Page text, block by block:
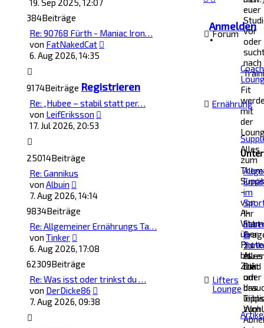
19. Sep 2025, 12:07
euer
vor
oder
nach
384Beiträge
Re: 90768 Fürth - Maniac Iron…
von FatNakedCat
6. Aug 2026, 14:35
Forum
Fit
mit
der
9174Beiträge
Re: „Hubee – stabil statt per…
von LeifEriksson
17. Jul 2026, 20:53
Ernährung
Alles
zum
Supps
-
von
A-
über
bis
Zink.
25014Beiträge
Re: Gannikus
von Albuin
Beitrag
7. Aug 2026, 14:14
im
Ihr
habt
zu
eurer
Diät
oder
Tipps
zum
9834Beiträge
Re: Allgemeiner Ernährungs Ta…
von Tinker
Beitrag
6. Aug 2026, 17:08
&
Alles
rund
um
das
Wohl
-
62309Beiträge
Re: Was isst oder trinkst du …
von DerDicke86
Beitrag
7. Aug 2026, 09:38
Lifters
Lounge
Anmelden
•
Registrieren